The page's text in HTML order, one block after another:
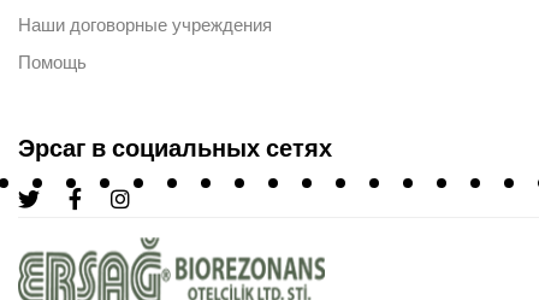
Наши договорные учреждения
Помощь
Эрсаг в социальных сетях